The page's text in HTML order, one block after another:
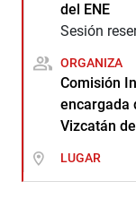
del ENE
Sesión
ORGANIZA
Comisión
encargada
Vizcatán
LUGAR